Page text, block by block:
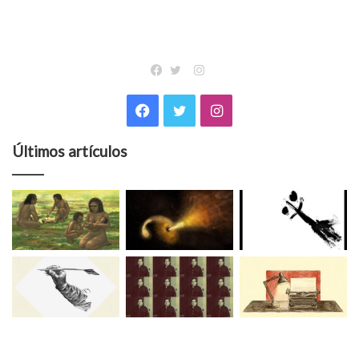
Instagram
Facebook
TwitterInstagram
Últimos artículos